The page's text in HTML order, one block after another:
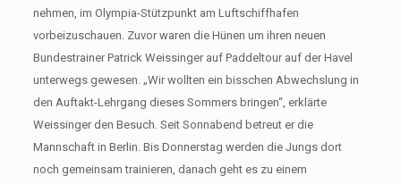
nehmen, im Olympia-Stützpunkt am Luftschiffhafen
vorbeizuschauen. Zuvor waren die Hünen um ihren neuen
Bundestrainer Patrick Weissinger auf Paddeltour auf der Havel
unterwegs gewesen. „Wir wollten ein bisschen Abwechslung in
den Auftakt-Lehrgang dieses Sommers bringen“, erklärte
Weissinger den Besuch. Seit Sonnabend betreut er die
Mannschaft in Berlin. Bis Donnerstag werden die Jungs dort
noch gemeinsam trainieren, danach geht es zu einem